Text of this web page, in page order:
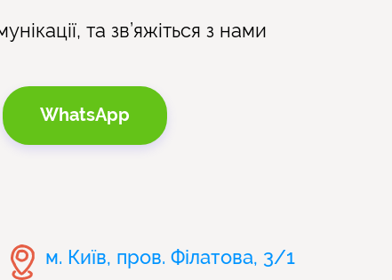
та зв’яжіться з нами
WhatsApp
м. Київ, пров. Філатова, 3/1